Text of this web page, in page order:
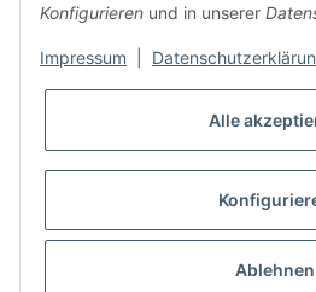
Konfigurieren und in unserer
Impressum
Alle
Ablehnen
Rote Rebsorten
* Alle Preise inkl. gesetzlicher